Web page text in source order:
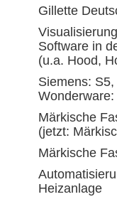
Gillette
Software in
(u.a. Hood,
Siemens: S5,
Wonderware:
Märkische
(jetzt:
Märkische
Heizanlage